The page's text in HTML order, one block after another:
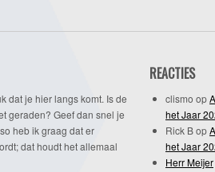
dat je hier langs komt. Is de
geraden? Geef dan snel je
heb ik graag dat er
dat houdt het allemaal
REACTIES
clismo op
het Jaar
Rick Bop
het Jaar
Herr Meijer